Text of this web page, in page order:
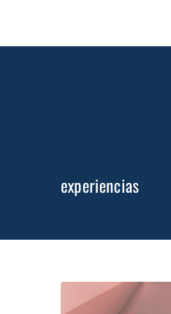
experiencias